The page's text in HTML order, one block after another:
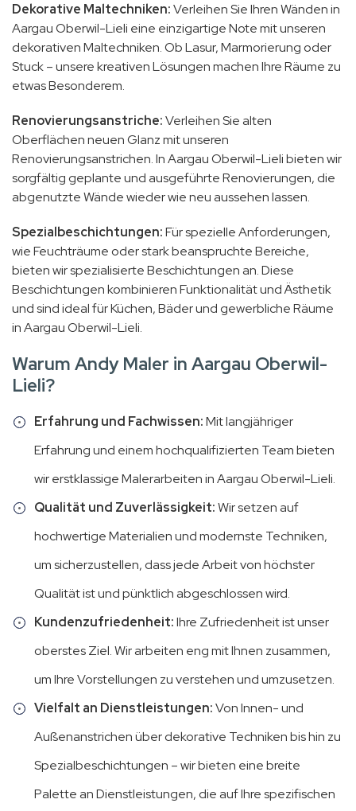
Dekorative Maltechniken:Verleihen Sie Ihren Wänden in
Aargau Oberwil-Lieli eine einzigartige Note mit unseren
dekorativen Maltechniken. Ob Lasur, Marmorierung oder
Stuck – unsere kreativen Lösungen machen Ihre Räume zu
etwas Besonderem.
Renovierungsanstriche:Verleihen Sie alten
Oberflächen neuen Glanz mit unseren
Renovierungsanstrichen. In Aargau Oberwil-Lieli bieten wir
sorgfältig geplante und ausgeführte Renovierungen, die
abgenutzte Wände wieder wie neu aussehen lassen.
Spezialbeschichtungen:Für spezielle Anforderungen,
wie Feuchträume oder stark beanspruchte Bereiche,
bieten wir spezialisierte Beschichtungen an. Diese
Beschichtungen kombinieren Funktionalität und Ästhetik
und sind ideal für Küchen, Bäder und gewerbliche Räume
in Aargau Oberwil-Lieli.
Warum Andy Maler in Aargau Oberwil-
Lieli?
Erfahrung und Fachwissen:Mit langjähriger
Erfahrung und einem hochqualifizierten Team bieten
wir erstklassige Malerarbeiten in Aargau Oberwil-Lieli.
Qualität und Zuverlässigkeit:Wir setzen auf
hochwertige Materialien und modernste Techniken,
um sicherzustellen, dass jede Arbeit von höchster
Qualität ist und pünktlich abgeschlossen wird.
Kundenzufriedenheit:Ihre Zufriedenheit ist unser
oberstes Ziel. Wir arbeiten eng mit Ihnen zusammen,
um Ihre Vorstellungen zu verstehen und umzusetzen.
Vielfalt an Dienstleistungen:Von Innen- und
Außenanstrichen über dekorative Techniken bis hin zu
Spezialbeschichtungen – wir bieten eine breite
Palette an Dienstleistungen, die auf Ihre spezifischen